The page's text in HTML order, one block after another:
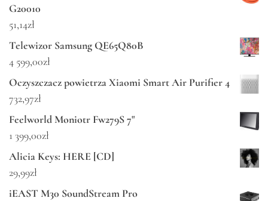
G20010
51,14zł
Telewizor Samsung QE65Q80B
4 599,00zł
Oczyszczacz powietrza Xiaomi Smart Air Purifier 4
732,97zł
Feelworld Moniotr Fw279S 7"
1 399,00zł
Alicia Keys: HERE [CD]
29,99zł
iEAST M30 SoundStream Pro